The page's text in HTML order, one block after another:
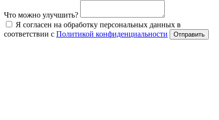
Что можно улучшить?
Я согласен на обработку персональных данных в
соответствии с Политикой конфиденциальности Отправить